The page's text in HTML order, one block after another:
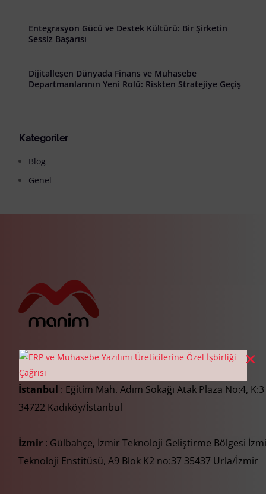
Entegrasyon Gücü ve Destek Kültürü: Bir Şirketin
Sessiz Başarısı
Dijitalleşen Dünyada Finans ve Muhasebe
Departmanlarının Yeni Rolü: Riskten Stratejiye Geçiş
Kategoriler
Blog
Genel
İstanbul : Eğitim Mah. Adım Sokağı Atak Plaza No:4,
34722 Kadıköy/İstanbul
İzmir : Gülbahçe, İzmir Teknoloji Geliştirme Bölgesi
Teknoloji Enstitüsü, A9 Blok K2 no:37 35437 Urla/İzmir